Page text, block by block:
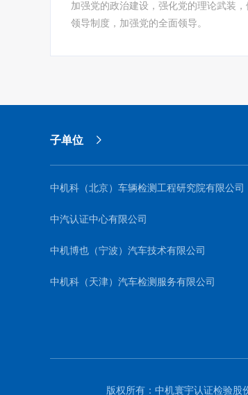
加强党的政治建设，强化党的理论武装，
领导制度，加强党的全面领导。
子单位
中机科（北京）车辆检测工程研究院有限公司
中汽认证中心有限公司
中机博也（宁波）汽车技术有限公司
中机科（天津）汽车检测服务有限公司
版权所有：中机寰宇认证检验股